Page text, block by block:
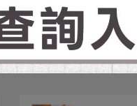
(MEGAHOUSE) 代理版 益
智桌遊 買一隻雞! 烤雞趣味
拼圖
NT$479NT$599